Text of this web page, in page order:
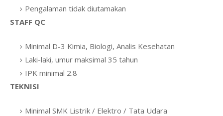
Pengalaman tidak diutamakan
STAFF QC
Minimal D-3 Kimia, Biologi, Analis Kesehatan
Laki-laki, umur maksimal 35 tahun
IPK minimal 2.8
TEKNISI
Minimal SMK Listrik / Elektro / Tata Udara